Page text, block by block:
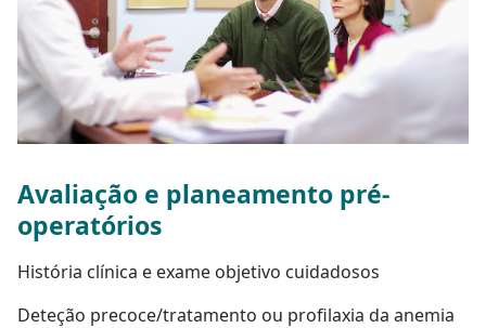
Avaliação e planeamento pré-
operatórios
História clínica e exame objetivo cuidadosos
Deteção precoce/tratamento ou profilaxia da anemia